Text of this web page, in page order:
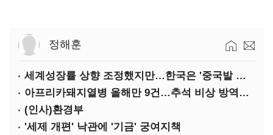
정해훈
세계성장률 상향 조정했지만…한국은 '중국발 살얼음판'
아프리카돼지열병 올해만 9건…추석 비상 방역에 '총력'
(인사)환경부
'세제 개편' 낙관에 '기금' 궁여지책